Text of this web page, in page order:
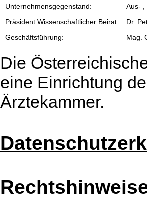
Unternehmensgegenstand:
Aus- ,
Präsident Wissenschaftlicher Beirat:
Dr.
Geschäftsführung:
Mag.
Die
eine Einrichtung
Ärztekammer.